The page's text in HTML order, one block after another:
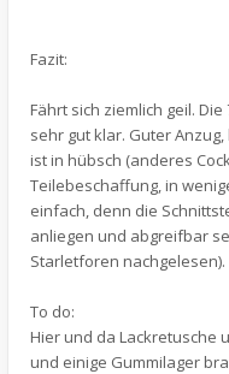
Fazit:
Fährt sich ziemlich geil.
sehr gut klar. Guter
ist in hübsch (anderes
Teilebeschaffung, in
einfach, denn die
anliegen und abgreifbar
Starletforen nachgelesen).
To do:
Hier und da Lackretusche
und einige Gummilager